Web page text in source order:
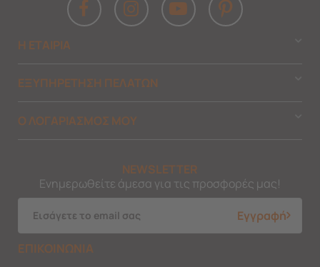
Η ΕΤΑΙΡΙΑ
ΕΞΥΠΗΡΕΤΗΣΗ ΠΕΛΑΤΩΝ
Ο ΛΟΓΑΡΙΑΣΜΟΣ ΜΟΥ
NEWSLETTER
Ενημερωθείτε άμεσα για τις προσφορές μας!
Εγγραφή
ΕΠΙΚΟΙΝΩΝΙΑ